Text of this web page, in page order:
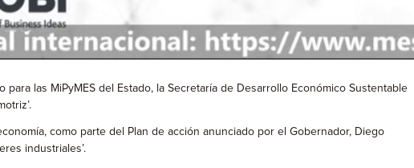
las MiPyMES del Estado, la Secretaría de Desarrollo Económico Sustentable
como parte del Plan de acción anunciado por el Gobernador, Diego
industriales’.